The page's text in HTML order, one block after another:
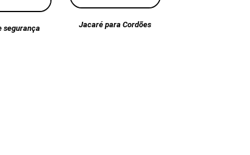
segurança
Jacaré para Cordões